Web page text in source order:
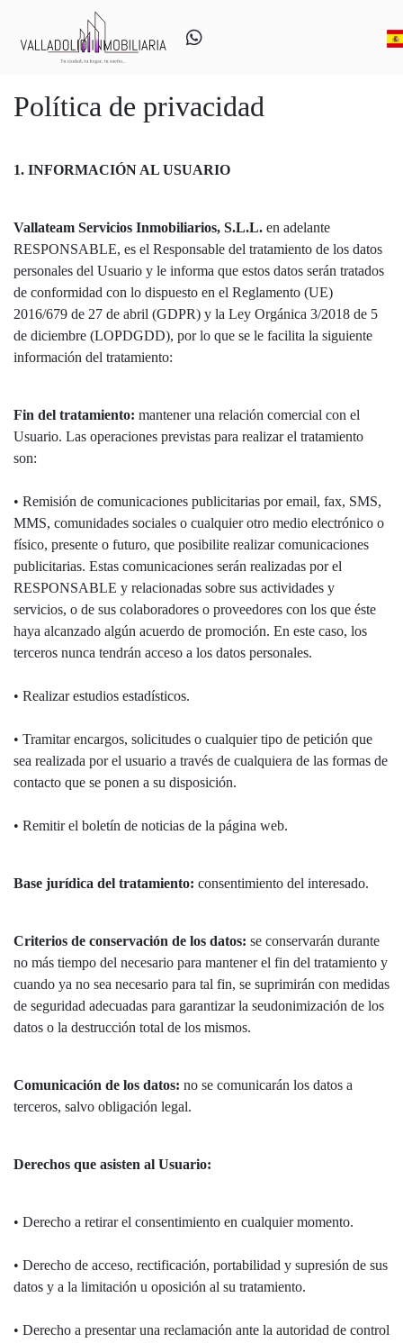
Política de privacidad
1. INFORMACIÓN AL USUARIO
Vallateam Servicios Inmobiliarios, S.L.L. en adelante
RESPONSABLE, es el Responsable del tratamiento de los datos
personales del Usuario y le informa que estos datos serán tratados
de conformidad con lo dispuesto en el Reglamento (UE)
2016/679 de 27 de abril (GDPR) y la Ley Orgánica 3/2018 de 5
de diciembre (LOPDGDD), por lo que se le facilita la siguiente
información del tratamiento:
Fin del tratamiento: mantener una relación comercial con el
Usuario. Las operaciones previstas para realizar el tratamiento
son:
• Remisión de comunicaciones publicitarias por email, fax, SMS,
MMS, comunidades sociales o cualquier otro medio electrónico o
físico, presente o futuro, que posibilite realizar comunicaciones
publicitarias. Estas comunicaciones serán realizadas por el
RESPONSABLE y relacionadas sobre sus actividades y
servicios, o de sus colaboradores o proveedores con los que éste
haya alcanzado algún acuerdo de promoción. En este caso, los
terceros nunca tendrán acceso a los datos personales.
• Realizar estudios estadísticos.
• Tramitar encargos, solicitudes o cualquier tipo de petición que
sea realizada por el usuario a través de cualquiera de las formas de
contacto que se ponen a su disposición.
• Remitir el boletín de noticias de la página web.
Base jurídica del tratamiento: consentimiento del interesado.
Criterios de conservación de los datos: se conservarán durante
no más tiempo del necesario para mantener el fin del tratamiento y
cuando ya no sea necesario para tal fin, se suprimirán con medidas
de seguridad adecuadas para garantizar la seudonimización de los
datos o la destrucción total de los mismos.
Comunicación de los datos: no se comunicarán los datos a
terceros, salvo obligación legal.
Derechos que asisten al Usuario:
• Derecho a retirar el consentimiento en cualquier momento.
• Derecho de acceso, rectificación, portabilidad y supresión de sus
datos y a la limitación u oposición al su tratamiento.
• Derecho a presentar una reclamación ante la autoridad de control